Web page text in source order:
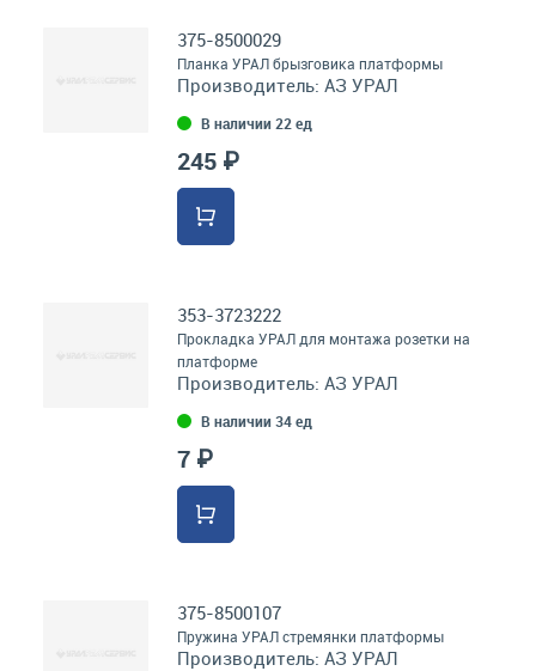
375-8500029
Планка УРАЛ брызговика платформы
Производитель: АЗ УРАЛ
В наличии 22 ед
245 ₽
353-3723222
Прокладка УРАЛ для монтажа розетки на
платформе
Производитель: АЗ УРАЛ
В наличии 34 ед
7 ₽
375-8500107
Пружина УРАЛ стремянки платформы
Производитель: АЗ УРАЛ